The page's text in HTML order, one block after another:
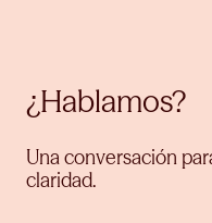
¿Hablamos?
Una conversación
claridad.